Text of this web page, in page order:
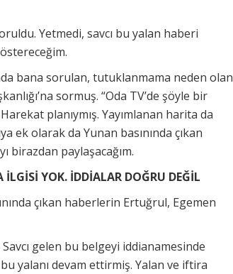
Yetmedi, savcı bu yalan haberi
bana sorulan, tutuklanmama neden olan
sormuş. “Oda TV’de şöyle bir
planıymış. Yayımlanan harita da
ek olarak da Yunan basınında çıkan
birazdan paylaşacağım.
YOK. İDDİALAR DOĞRU DEĞİL
çıkan haberlerin Ertuğrul, Egemen
gelen bu belgeyi iddianamesinde
yalanı devam ettirmiş. Yalan ve iftira